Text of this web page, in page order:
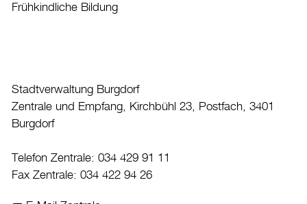
Wirtschaft
Home
Veranstaltungskalender
Frühkindliche Bildung
Stadtverwaltung Burgdorf
Zentrale und Empfang, Kirchbühl 23, Postfach, 3401
Burgdorf
Telefon Zentrale: 034 429 91 11
Fax Zentrale: 034 422 94 26